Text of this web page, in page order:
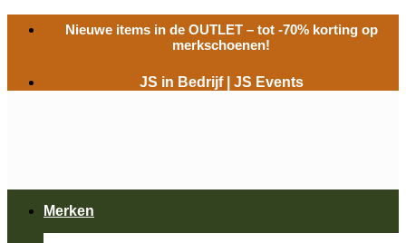
naar
Nieuwe items in de OUTLET– tot -70% korting op
merkschoenen!
JS in Bedrijf JS Events
Merken